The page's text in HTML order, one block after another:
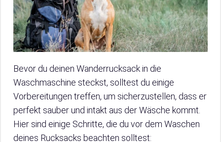
Bevor du deinen Wanderrucksack in die
Waschmaschine steckst, solltest du einige
Vorbereitungen treffen, um sicherzustellen, dass er
perfekt sauber und intakt aus der Wäsche kommt.
Hier sind einige Schritte, die du vor dem Waschen
deines Rucksacks beachten solltest: